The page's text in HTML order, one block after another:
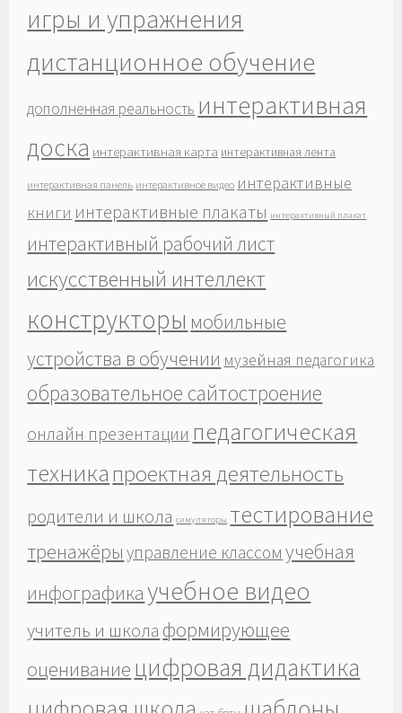
игры и упражнения
дистанционное обучение
дополненная реальность интерактивная
доска интерактивная карта интерактивная лента
интерактивная панель интерактивное видео интерактивные
книги интерактивные плакаты интерактивный плакат
интерактивный рабочий лист
искусственный интеллект
конструкторы мобильные
устройства в обучении музейная педагогика
образовательное сайтостроение
онлайн презентации педагогическая
техника проектная деятельность
родители и школа симуляторы тестирование
тренажёры управление классом учебная
инфографикаучебное видео
учитель и школа формирующее
оценивание цифровая дидактика